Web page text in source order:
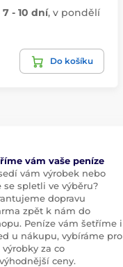
- 10 dní, v pondělí
Do košíku
vám vaše peníze
vám výrobek nebo
se spletli ve výběru?
dopravu
zpět k nám do
Peníze vám šetříme i
u nákupu, vybíráme pro
výrobky za co
ceny.